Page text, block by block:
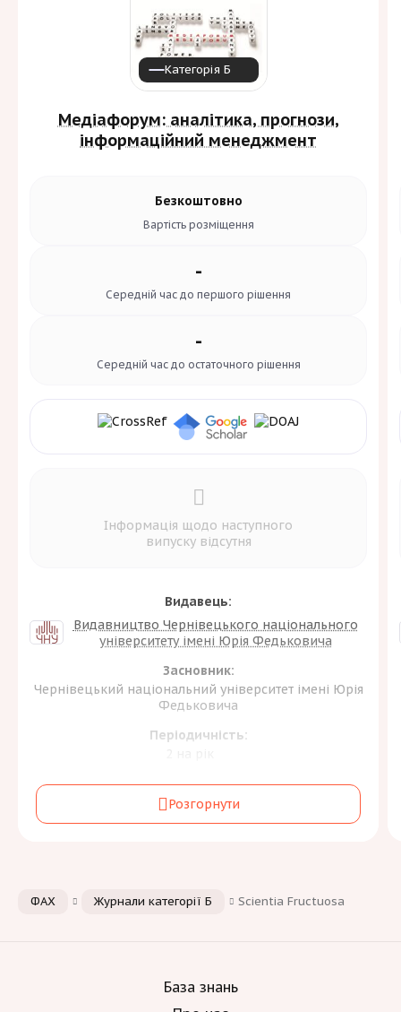
Категорія Б
Видавець:
Видавництво Чернівецького національного
університету імені Юрія Федьковича
Засновник:
Чернівецький національний університет імені Юрія
Федьковича
Періодичність:
Галузь знань та спеціальність:
Соціальні науки, журналістика та інформація
Медіафорум: аналітика, прогнози,
інформаційний менеджмент
Безкоштовно
Вартість розміщення
-
Середній час до першого рішення
-
Середній час до остаточного рішення
Інформація щодо наступного
випуску відсутня
Розгорнути
ФАХ Журнали категорії Б Scientia Fructuosa
База знань